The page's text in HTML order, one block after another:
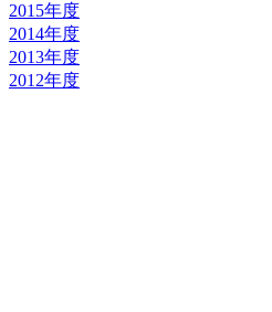
2015年度
2014年度
2013年度
2012年度